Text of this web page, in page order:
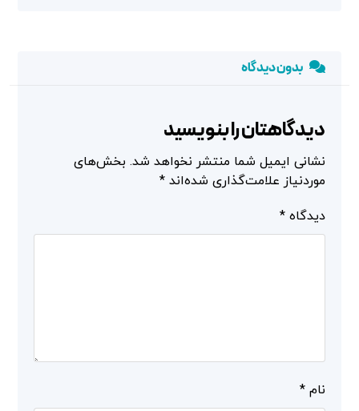
بدون دیدگاه
دیدگاهتان را بنویسید
نشانی ایمیل شما منتشر نخواهد شد. بخش‌های
موردنیاز علامت‌گذاری شده‌اند*
دیدگاه*
نام*